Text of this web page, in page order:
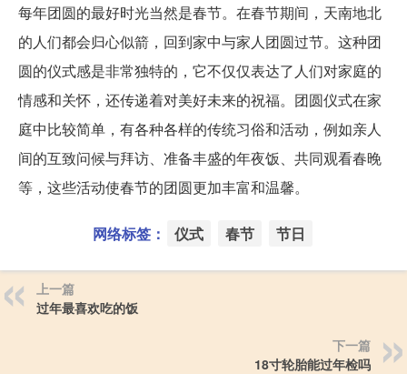
每年团圆的最好时光当然是春节。在春节期间，天南地北
的人们都会归心似箭，回到家中与家人团圆过节。这种团
圆的仪式感是非常独特的，它不仅仅表达了人们对家庭的
情感和关怀，还传递着对美好未来的祝福。团圆仪式在家
庭中比较简单，有各种各样的传统习俗和活动，例如亲人
间的互致问候与拜访、准备丰盛的年夜饭、共同观看春晚
等，这些活动使春节的团圆更加丰富和温馨。
网络标签： 仪式 春节 节日
上一篇
过年最喜欢吃的饭
下一篇
18寸轮胎能过年检吗